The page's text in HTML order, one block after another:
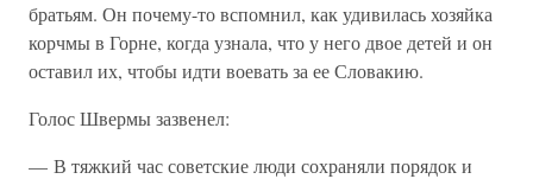
братьям. Он почему-то вспомнил, как удивилась хозяйка
корчмы в Горне, когда узнала, что у него двое детей и он
оставил их, чтобы идти воевать за ее Словакию.
Голос Швермы зазвенел:
— В тяжкий час советские люди сохраняли порядок и